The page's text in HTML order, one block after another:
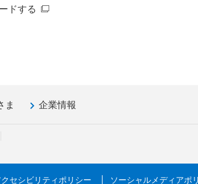
ドする
ま 企業情報
セシビリティポリシー ソーシャルメディアポ